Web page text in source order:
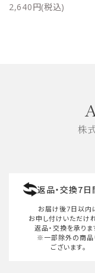
プライバシーポリシー
2,640円(税込)
株
返品・交換7日
お届け後7日以内
お申し付けいただけ
返品・交換を承りま
※一部除外の商品
ございます。